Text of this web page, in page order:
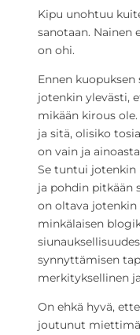
Kipu unohtuu
sanotaan. Nainen
on ohi.
Ennen
jotenkin ylevästi,
mikään kirous
ja sitä, olisiko
on vain ja
Se tuntui jotenkin
ja pohdin pitkään
on oltava jotenkin
minkälaisen
synnyttämisen
merkityksellinen
On ehkä hyvä,
joutunut